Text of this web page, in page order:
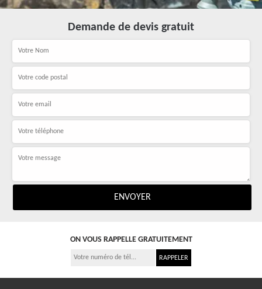
Demande de devis gratuit
ON VOUS RAPPELLE GRATUITEMENT